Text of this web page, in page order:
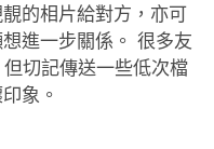
的相片給對方，亦可
進一步關係。 很多友
切記傳送一些低次檔
象。